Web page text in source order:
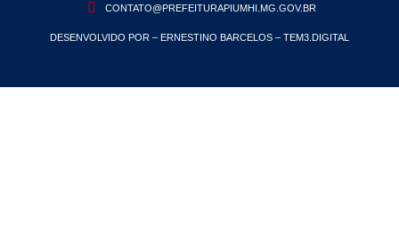
CONTATO@PREFEITURAPIUMHI.MG.GOV.BR
DESENVOLVIDO POR – ERNESTINO BARCELOS – TEM3.DIGITAL